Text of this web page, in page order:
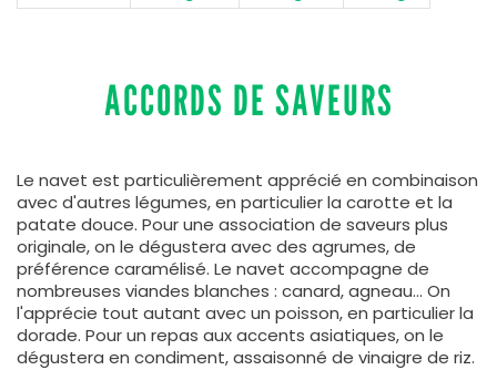
ACCORDS DE SAVEURS
Le navet est particulièrement apprécié en combinaison
avec d'autres légumes, en particulier la carotte et la
patate douce. Pour une association de saveurs plus
originale, on le dégustera avec des agrumes, de
préférence caramélisé. Le navet accompagne de
nombreuses viandes blanches : canard, agneau... On
l'apprécie tout autant avec un poisson, en particulier la
dorade. Pour un repas aux accents asiatiques, on le
dégustera en condiment, assaisonné de vinaigre de riz.